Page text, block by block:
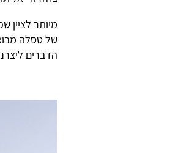
מיותר לציין
של טסלה
הדברים